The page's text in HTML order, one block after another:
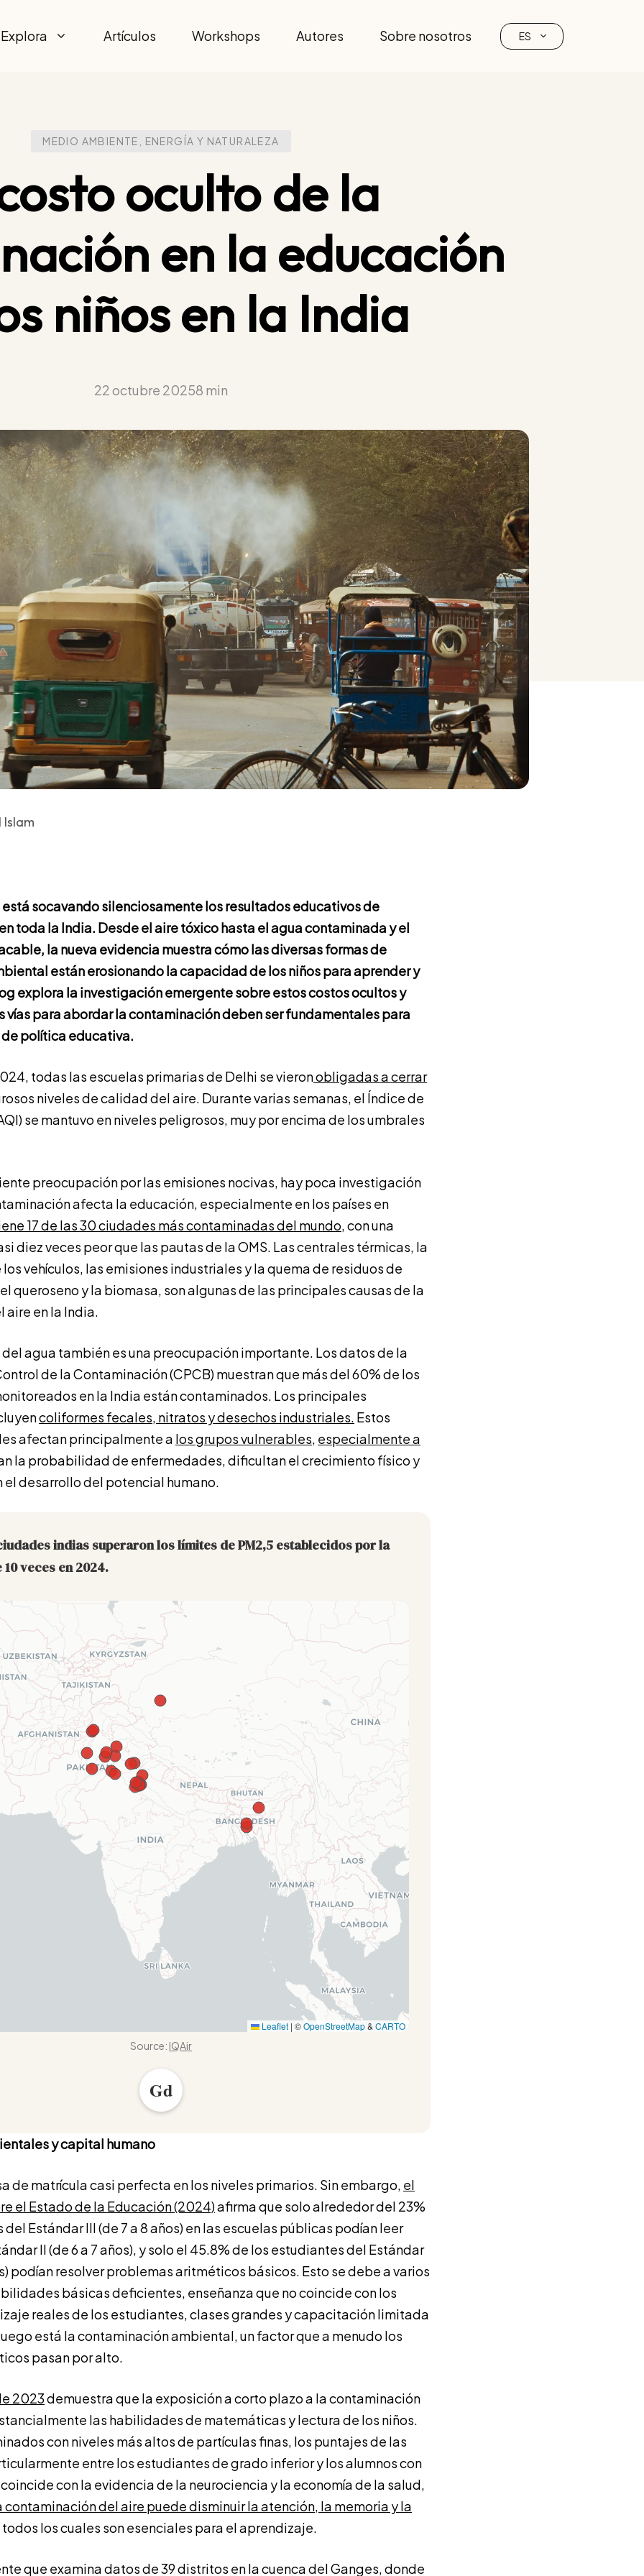
Explora Artículos Workshops Autores Sobre nosotros ES
MEDIO AMBIENTE, ENERGÍA Y NATURALEZA
oculto de la
en la educación
niños en la India
22 octubre 20258 min
socavando silenciosamente los resultados educativos de
toda la India. Desde el aire tóxico hasta el agua contaminada y el
la nueva evidencia muestra cómo las diversas formas de
están erosionando la capacidad de los niños para aprender y
explora la investigación emergente sobre estos costos ocultos y
vías para abordar la contaminación deben ser fundamentales para
política educativa.
todas las escuelas primarias de Delhi se vieronobligadas a cerrar
niveles de calidad del aire. Durante varias semanas, el Índice de
se mantuvo en niveles peligrosos, muy por encima de los umbrales
preocupación por las emisiones nocivas, hay poca investigación
afecta la educación, especialmente en los países en
17 de las 30 ciudades más contaminadas del mundo, con una
diez veces peor que las pautas de la OMS. Las centrales térmicas, la
vehículos, las emisiones industriales y la quema de residuos de
queroseno y la biomasa, son algunas de las principales causas de la
en la India.
agua también es una preocupación importante. Los datos de la
de la Contaminación (CPCB) muestran que más del 60% de los
en la India están contaminados. Los principales
coliformes fecales, nitratos y desechos industriales. Estos
afectan principalmente a los grupos vulnerables, especialmente a
la probabilidad de enfermedades, dificultan el crecimiento físico y
desarrollo del potencial humano.
indias superaron los límites de PM2,5 establecidos por la
10 veces en 2024.
Leaflet | ©OpenStreetMap& CARTO
Source: IQAir
Gd
y capital humano
de matrícula casi perfecta en los niveles primarios. Sin embargo, el
el Estado de la Educación (2024)afirma que solo alrededor del 23%
Estándar III (de 7 a 8 años) en las escuelas públicas podían leer
II (de 6 a 7 años), y solo el 45.8% de los estudiantes del Estándar
podían resolver problemas aritméticos básicos. Esto se debe a varios
básicas deficientes, enseñanza que no coincide con los
reales de los estudiantes, clases grandes y capacitación limitada
está la contaminación ambiental, un factor que a menudo los
pasan por alto.
2023demuestra que la exposición a corto plazo a la contaminación
las habilidades de matemáticas y lectura de los niños.
con niveles más altos de partículas finas, los puntajes de las
entre los estudiantes de grado inferior y los alumnos con
con la evidencia de la neurociencia y la economía de la salud,
contaminación del aire puede disminuir la atención, la memoria y la
todos los cuales son esenciales para el aprendizaje.
que examina datos de 39 distritos en la cuenca del Ganges, donde